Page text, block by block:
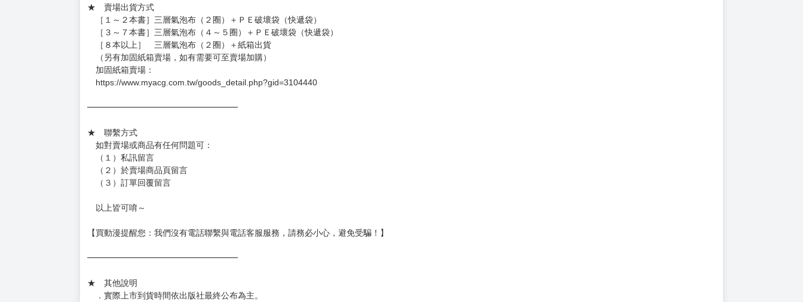
★ 賣場出貨方式
［１～２本書］三層氣泡布（２圈）＋ＰＥ破壞袋（快遞袋）
［３～７本書］三層氣泡布（４～５圈）＋ＰＥ破壞袋（快遞袋）
［８本以上］ 三層氣泡布（２圈）＋紙箱出貨
（另有加固紙箱賣場，如有需要可至賣場加購）
加固紙箱賣場：
https://www.myacg.com.tw/goods_detail.php?gid=3104440
━━━━━━━━━━━━━━━━━━
★ 聯繫方式
如對賣場或商品有任何問題可：
（１）私訊留言
（２）於賣場商品頁留言
（３）訂單回覆留言
以上皆可唷～
【買動漫提醒您：我們沒有電話聯繫與電話客服服務，請務必小心，避免受騙！】
━━━━━━━━━━━━━━━━━━
★ 其他說明
．實際上市到貨時間依出版社最終公布為主。